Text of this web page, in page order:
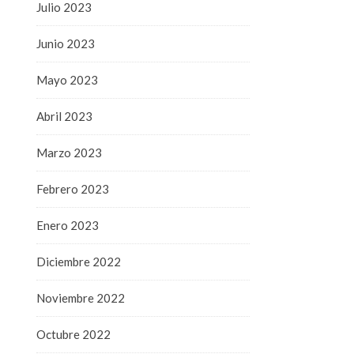
Julio 2023
Junio 2023
Mayo 2023
Abril 2023
Marzo 2023
Febrero 2023
Enero 2023
Diciembre 2022
Noviembre 2022
Octubre 2022